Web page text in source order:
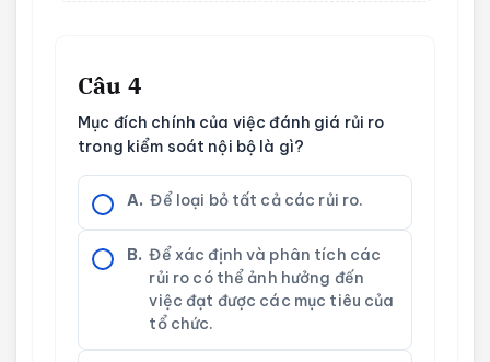
Câu 4
Mục đích chính của việc đánh giá rủi ro
trong kiểm soát nội bộ là gì?
A. Để loại bỏ tất cả các rủi ro.
B. Để xác định và phân tích các
rủi ro có thể ảnh hưởng đến
việc đạt được các mục tiêu của
tổ chức.